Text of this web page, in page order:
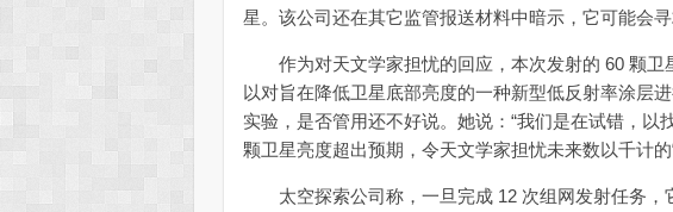
星。该公司还在其它监管报送材料中暗示，它可能会寻
作为对天文学家担忧的回应，本次发射的 60 颗卫
以对旨在降低卫星底部亮度的一种新型低反射率涂层
实验，是否管用还不好说。她说：“我们是在试错，以
颗卫星亮度超出预期，令天文学家担忧未来数以千计的
太空探索公司称，一旦完成 12 次组网发射任务，